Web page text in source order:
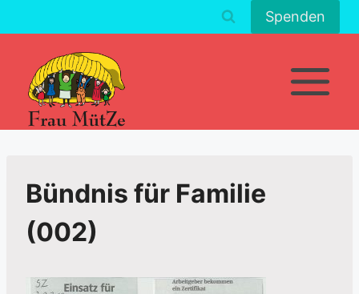
Inhalt
Spenden
Bündnis für Familie
(002)